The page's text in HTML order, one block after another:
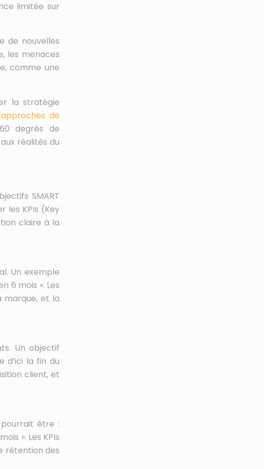
limitée sur
de nouvelles
les menaces
comme une
la stratégie
approches de
degrés de
réalités du
SMART
les KPIs (Key
claire à la
Un exemple
6 mois ». Les
marque, et la
Un objectif
d’ici la fin du
client, et
être :
». Les KPIs
rétention des